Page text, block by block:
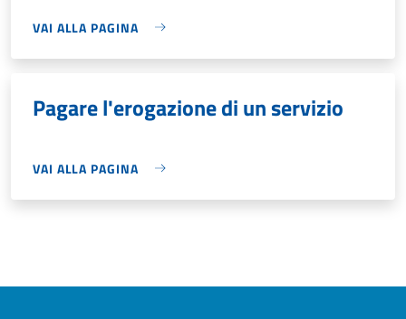
VAI ALLA PAGINA
Pagare l'erogazione di un servizio
VAI ALLA PAGINA